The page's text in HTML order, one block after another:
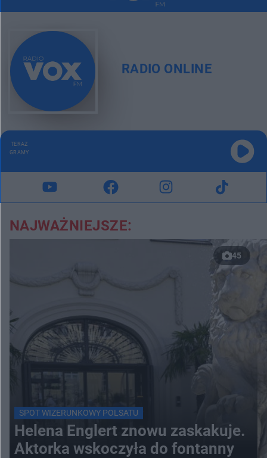
RADIO ONLINE
TERAZ
GRAMY
NAJWAŻNIEJSZE:
45
SPOT WIZERUNKOWY POLSATU
Helena Englert znowu zaskakuje.
Aktorka wskoczyła do fontanny